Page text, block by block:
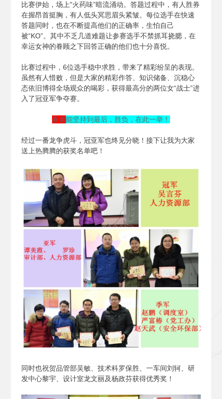
比赛伊始，场上"火药味”暗流涌动。答题过程中，有人胜券
在握昂首挺胸，有人低头冥思眉头紧皱。每位选手在快速
答题同时，也在不断提高他们的正确率，生怕自己
被“KO”。其中不乏几道难题让参赛选手不禁抓耳挠腮，在
幸运女神的眷顾之下回答正确的他们也十分喜悦。
比赛过程中，6位选手稳中求胜，带来了精彩纷呈的表现。
虽然有人惜败，但是大家的精彩作答、知识储备、沉稳心
态依旧博得全场观众的喝彩，获得最高分的两位女“战士”进
入了冠亚军争夺赛。
看谁能坚持到最后，胜负，在此一举！
经过一番龙争虎斗，冠亚军也终见分晓！接下让我为大家
送上热腾腾的获奖名单吧！
同时也祝贺品管部吴敏、技术科罗保胜、一车间刘轲、研
发中心黎宇、设计室龙文丽及杨政芬获得优秀奖！